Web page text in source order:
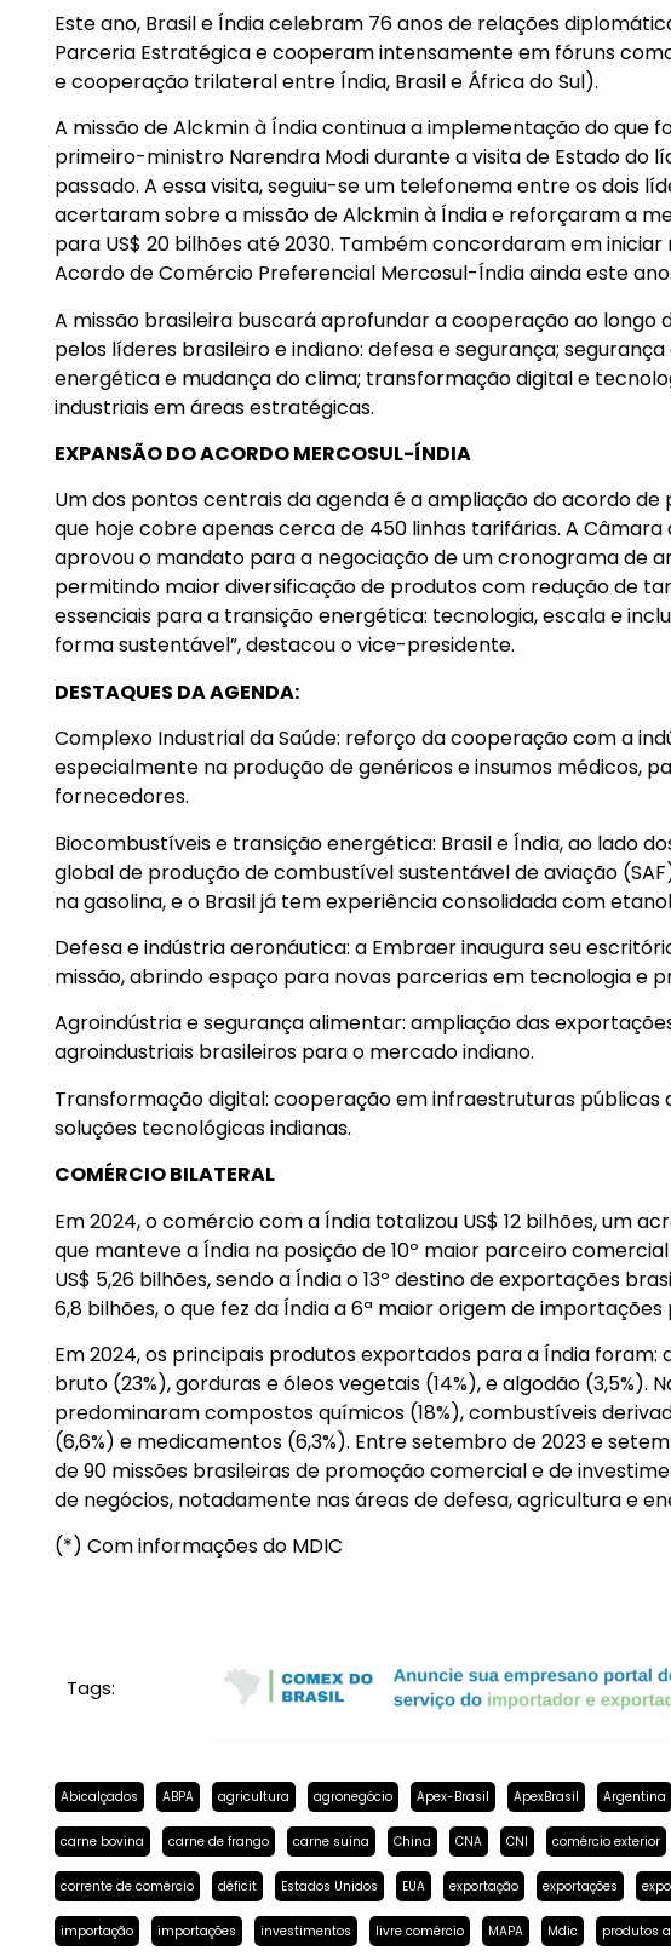
Este ano, Brasil e Índia celebram 76 anos de relações
Parceria Estratégica e cooperam intensamente em fóruns como
e cooperação trilateral entre Índia, Brasil e África do Sul).
A missão de Alckmin à Índia continua a implementação do que
primeiro-ministro Narendra Modi durante a visita de Estado do
passado. A essa visita, seguiu-se um telefonema entre os dois
acertaram sobre a missão de Alckmin à Índia e reforçaram a
para US$ 20 bilhões até 2030. Também concordaram em
Acordo de Comércio Preferencial Mercosul-Índia ainda este ano.
A missão brasileira buscará aprofundar a cooperação ao longo
pelos líderes brasileiro e indiano: defesa e segurança;
energética e mudança do clima; transformação digital e
industriais em áreas estratégicas.
EXPANSÃO DO ACORDO MERCOSUL-ÍNDIA
Um dos pontos centrais da agenda é a ampliação do acordo
que hoje cobre apenas cerca de 450 linhas tarifárias. A Câmara
aprovou o mandato para a negociação de um cronograma de
permitindo maior diversificação de produtos com redução de
essenciais para a transição energética: tecnologia, escala e
forma sustentável”, destacou o vice-presidente.
DESTAQUES DA AGENDA:
Complexo Industrial da Saúde: reforço da cooperação com a
especialmente na produção de genéricos e insumos médicos,
fornecedores.
Biocombustíveis e transição energética: Brasil e Índia, ao lado
global de produção de combustível sustentável de aviação
na gasolina, e o Brasil já tem experiência consolidada com
Defesa e indústria aeronáutica: a Embraer inaugura seu
missão, abrindo espaço para novas parcerias em tecnologia e
Agroindústria e segurança alimentar: ampliação das
agroindustriais brasileiros para o mercado indiano.
Transformação digital: cooperação em infraestruturas públicas
soluções tecnológicas indianas.
COMÉRCIO BILATERAL
Em 2024, o comércio com a Índia totalizou US$ 12 bilhões, um
que manteve a Índia na posição de 10º maior parceiro
US$ 5,26 bilhões, sendo a Índia o 13º destino de exportações
6,8 bilhões, o que fez da Índia a 6ª maior origem de importações
Em 2024, os principais produtos exportados para a Índia foram:
bruto (23%), gorduras e óleos vegetais (14%), e algodão (3,5%).
predominaram compostos químicos (18%), combustíveis
(6,6%) e medicamentos (6,3%). Entre setembro de 2023 e
de 90 missões brasileiras de promoção comercial e de
de negócios, notadamente nas áreas de defesa, agricultura e
(*) Com informações do MDIC
Tags:
Abicalçados ABPA agricultura agronegócio Apex-Brasil ApexBrasil Argentina
carne bovina carne de frango carne suína China CNA CNI comércio exterior
corrente de comércio déficit Estados Unidos EUA exportação exportações
importação importações investimentos livre comércio MAPA Mdic produtos